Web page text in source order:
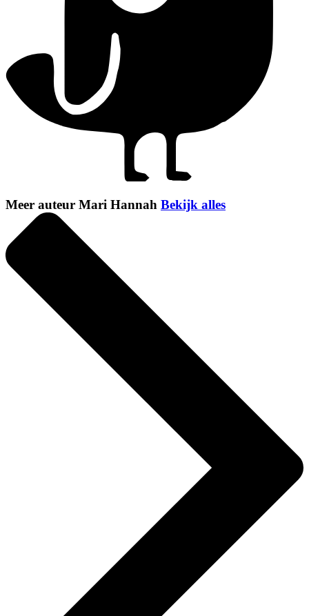
Meer auteur Mari Hannah Bekijk alles